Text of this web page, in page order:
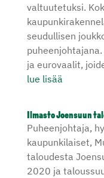
valtuutetuksi.
seudullisen
ja eurovaalit,
lue lisää
Ilmasto Joensuun
Puheenjohtaja,
kaupunkilaiset,
taloudesta
2020 ja